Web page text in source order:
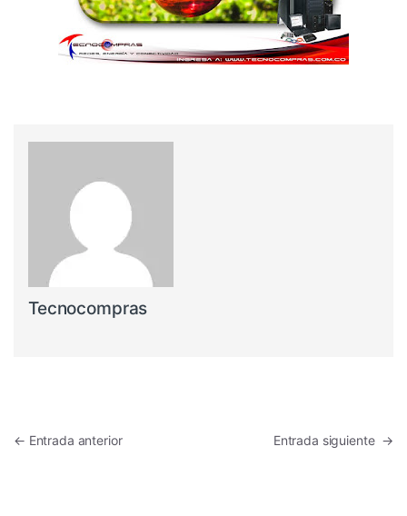
Tecnocompras
Navegación de entradas
← Entrada anterior Entrada siguiente →